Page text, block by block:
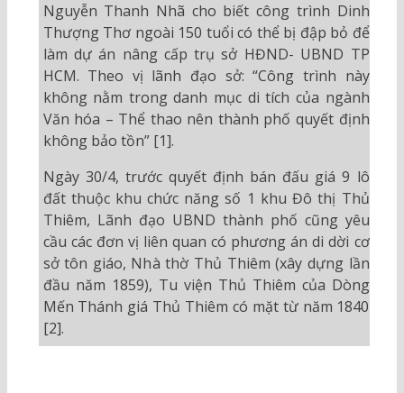
Nguyễn Thanh Nhã cho biết công trình Dinh
Thượng Thơ ngoài 150 tuổi có thể bị đập bỏ để
làm dự án nâng cấp trụ sở HĐND- UBND TP
HCM. Theo vị lãnh đạo sở: “Công trình này
không nằm trong danh mục di tích của ngành
Văn hóa – Thể thao nên thành phố quyết định
không bảo tồn” [1].
Ngày 30/4, trước quyết định bán đấu giá 9 lô
đất thuộc khu chức năng số 1 khu Đô thị Thủ
Thiêm, Lãnh đạo UBND thành phố cũng yêu
cầu các đơn vị liên quan có phương án di dời cơ
sở tôn giáo, Nhà thờ Thủ Thiêm (xây dựng lần
đầu năm 1859), Tu viện Thủ Thiêm của Dòng
Mến Thánh giá Thủ Thiêm có mặt từ năm 1840
[2].